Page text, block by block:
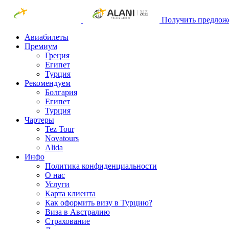
Получить
Авиабилеты
Премиум
Греция
Египет
Турция
Рекомендуем
Болгария
Египет
Турция
Чартеры
Tez Tour
Novatours
Alida
Инфо
Политика конфиденциальности
О нас
Услуги
Карта клиента
Как оформить визу в Турцию?
Виза в Австралию
Страхование